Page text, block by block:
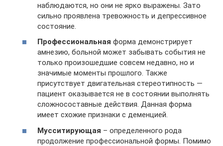
наблюдаются, но они не ярко выражены. Зато
сильно проявлена тревожность и депрессивное
состояние.
Профессиональная форма демонстрирует
амнезию, больной может забывать события не
только произошедшие совсем недавно, но и
значимые моменты прошлого. Также
присутствует двигательная стереотипность —
пациент оказывается не в состоянии выполнять
сложносоставные действия. Данная форма
имеет схожие признаки с деменцией.
Мусситирующая – определенного рода
продолжение профессиональной формы. Помимо